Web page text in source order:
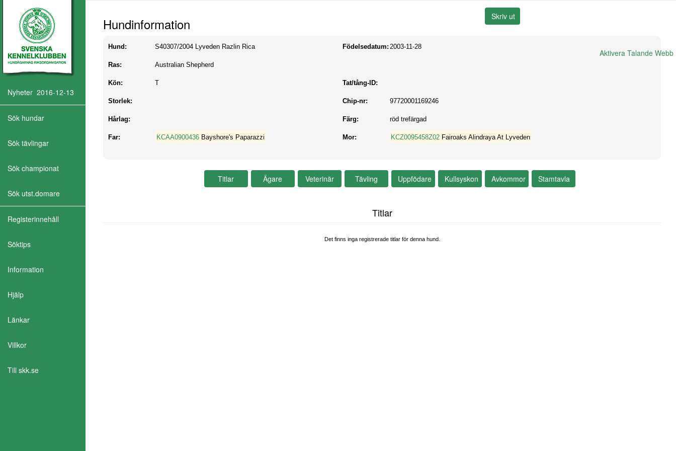
Aktivera Talande Webb
Nyheter 2016-12-13
Sök hundar
Sök tävlingar
Sök championat
Sök utst.domare
Registerinnehåll
Söktips
Information
Hjälp
Länkar
Villkor
Till skk.se
Hundinformation
Hund: S40307/2004 Lyveden Razlin Rica Födelsedatum: 2003-11-28
Ras: Australian Shepherd
Kön: T Tat/tång-ID:
Storlek: Chip-nr: 97720001169246
Hårlag: Färg: röd trefärgad
Far: KCAA0900436 Bayshore's Paparazzi Mor: KCZ0095458Z02 Fairoaks Alindraya At Lyveden
Titlar
Det finns inga registrerade titlar för denna hund.
Aktivera Talande Webb